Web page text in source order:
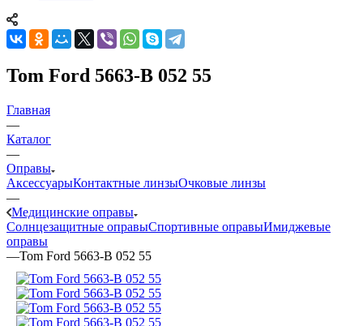
Tom Ford 5663-B 052 55
Главная
—
Каталог
—
Оправы
АксессуарыКонтактные линзыОчковые линзы
—
Медицинские оправы
Солнцезащитные оправыСпортивные оправыИмиджевые
оправы
—Tom Ford 5663-B 052 55